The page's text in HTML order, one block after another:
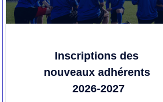
Inscriptions des
nouveaux adhérents
2026-2027